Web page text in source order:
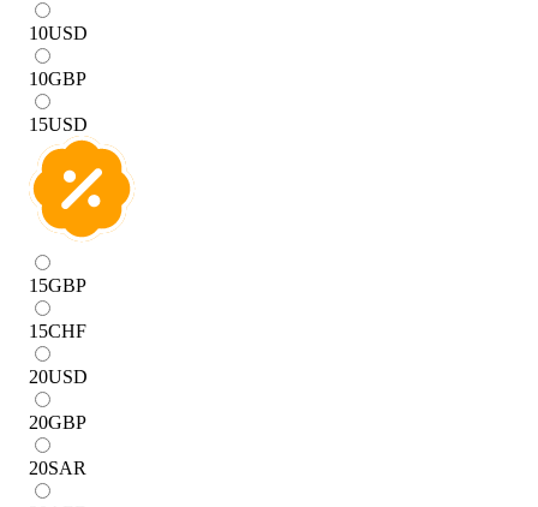
10USD
10GBP
15USD
15GBP
15CHF
20USD
20GBP
20SAR